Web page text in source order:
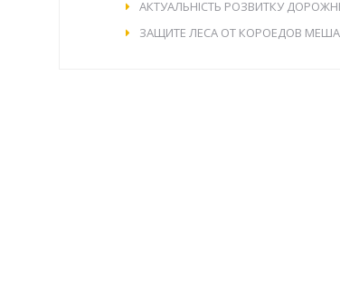
АКТУАЛЬНІСТЬ РОЗВИТКУ
ЗАЩИТЕ ЛЕСА ОТ КОРОЕДОВ